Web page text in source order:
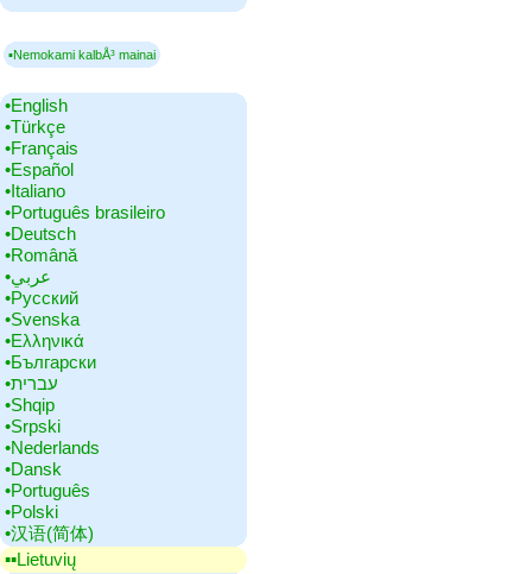
▪Nemokami kalbÅ³ mainai
•‎English
•‎Türkçe
•‎Français
•‎Español
•‎Italiano
•‎Português brasileiro
•‎Deutsch
•‎Română
•‎عربي
•‎Русский
•‎Svenska
•‎Ελληνικά
•‎Български
•‎עברית
•‎Shqip
•‎Srpski
•‎Nederlands
•‎Dansk
•‎Português
•‎Polski
•‎汉语(简体)
▪▪‎Lietuvių